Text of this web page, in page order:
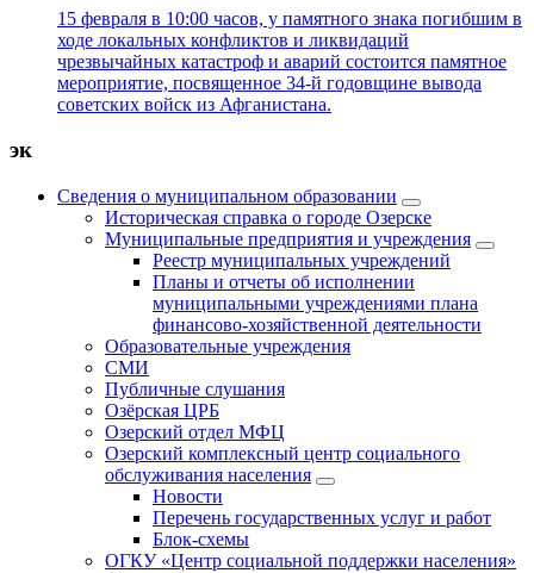
15 февраля в 10:00 часов, у памятного знака погибшим в
ходе локальных конфликтов и ликвидаций
чрезвычайных катастроф и аварий состоится памятное
мероприятие, посвященное 34-й годовщине вывода
советских войск из Афганистана.
эк
Сведения о муниципальном образовании
Историческая справка о городе Озерске
Муниципальные предприятия и учреждения
Реестр муниципальных учреждений
Планы и отчеты об исполнении
муниципальными учреждениями плана
финансово-хозяйственной деятельности
Образовательные учреждения
СМИ
Публичные слушания
Озёрская ЦРБ
Озерский отдел МФЦ
Озерский комплексный центр социального
обслуживания населения
Новости
Перечень государственных услуг и работ
Блок-схемы
ОГКУ «Центр социальной поддержки населения»